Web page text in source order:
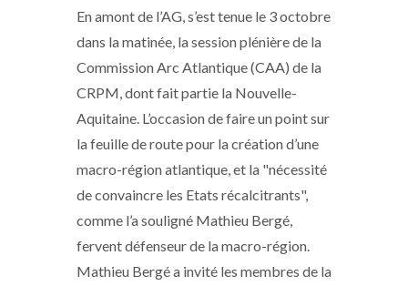
En amont de l’AG, s’est tenue le 3 octobre
dans la matinée, la session plénière de la
Commission Arc Atlantique (CAA) de la
CRPM, dont fait partie la Nouvelle-
Aquitaine. L’occasion de faire un point sur
la feuille de route pour la création d’une
macro-région atlantique, et la "nécessité
de convaincre les Etats récalcitrants",
comme l’a souligné Mathieu Bergé,
fervent défenseur de la macro-région.
Mathieu Bergé a invité les membres de la